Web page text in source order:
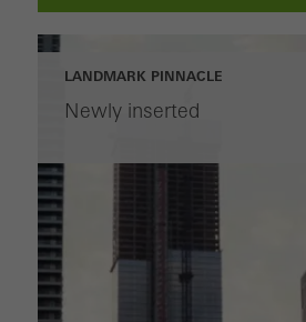
LANDMARK PINNACLE
Newly inserted